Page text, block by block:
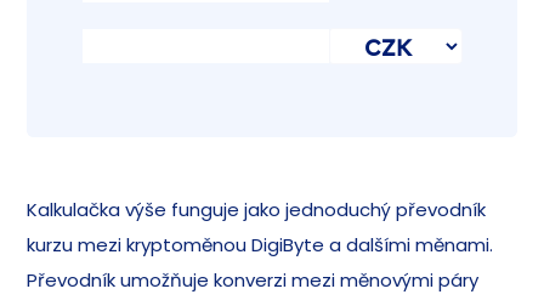
Kalkulačka výše funguje jako jednoduchý převodník
kurzu mezi kryptoměnou DigiByte a dalšími měnami.
Převodník umožňuje konverzi mezi měnovými páry